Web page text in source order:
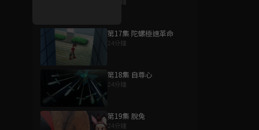
第17集 陀螺極速革命
24分鐘
第18集 自尊心
24分鐘
第19集 脫兔
24分鐘